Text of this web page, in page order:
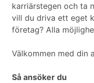
karriärstegen och ta
vill du driva ett eget
företag? Alla
Välkommen med din
Så ansöker du